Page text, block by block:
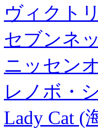
ヴィクト
セブンネ
ニッセン
レノボ・
Lady Cat (